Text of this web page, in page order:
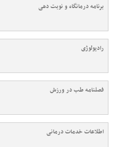
برنامه درمانگاه و نوبت دهی
رادیولوژی
فصلنامه طب در ورزش
اطلاعات خدمات درمانی